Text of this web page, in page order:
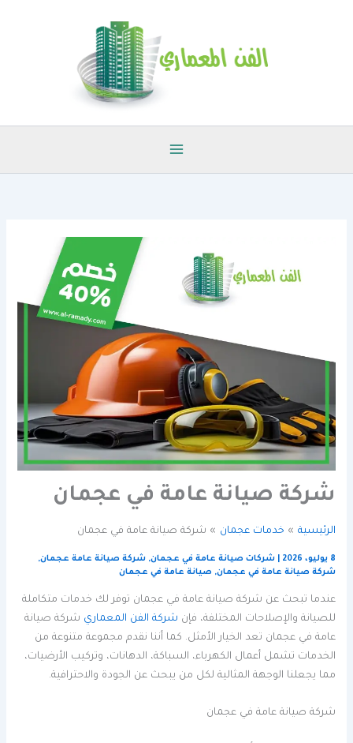
شركة صيانة عامة في عجمان
الرئيسية خدمات عجمان شركة صيانة عامة في عجمان
8 يوليو، 2026 |شركات صيانة عامة في عجمان,شركة صيانة عامة عجمان,
شركة صيانة عامة في عجمان, صيانة عامة في عجمان
عندما تبحث عن شركة صيانة عامة في عجمان توفر لك خدمات متكاملة
للصيانة والإصلاحات المختلفة، فإن شركة الفن المعماري شركة صيانة
عامة في عجمان تعد الخيار الأمثل. كما أننا نقدم مجموعة متنوعة من
الخدمات تشمل أعمال الكهرباء، السباكة، الدهانات، وتركيب الأرضيات،
مما يجعلنا الوجهة المثالية لكل من يبحث عن الجودة والاحترافية.
شركة صيانة عامة في عجمان